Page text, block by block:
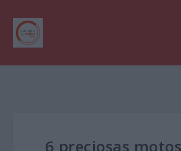
6 preciosas